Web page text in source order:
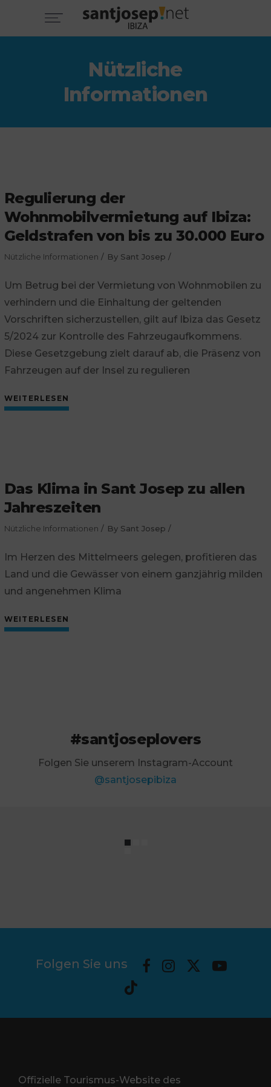
Nützliche
Informationen
Regulierung der
Wohnmobilvermietung auf Ibiza:
Geldstrafen von bis zu 30.000 Euro
Nützliche Informationen By Sant Josep
Um Betrug bei der Vermietung von Wohnmobilen zu
verhindern und die Einhaltung der geltenden
Vorschriften sicherzustellen, gilt auf Ibiza das Gesetz
5/2024 zur Kontrolle des Fahrzeugaufkommens.
Diese Gesetzgebung zielt darauf ab, die Präsenz von
Fahrzeugen auf der Insel zu regulieren
WEITERLESEN
Das Klima in Sant Josep zu allen
Jahreszeiten
Nützliche Informationen By Sant Josep
Im Herzen des Mittelmeers gelegen, profitieren das
Land und die Gewässer von einem ganzjährig milden
und angenehmen Klima
WEITERLESEN
#santjoseplovers
Folgen Sie unserem Instagram-Account
@santjosepibiza
Folgen Sie uns
Offizielle Tourismus-Website des